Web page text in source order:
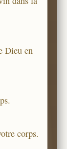
Dieu en
corps.